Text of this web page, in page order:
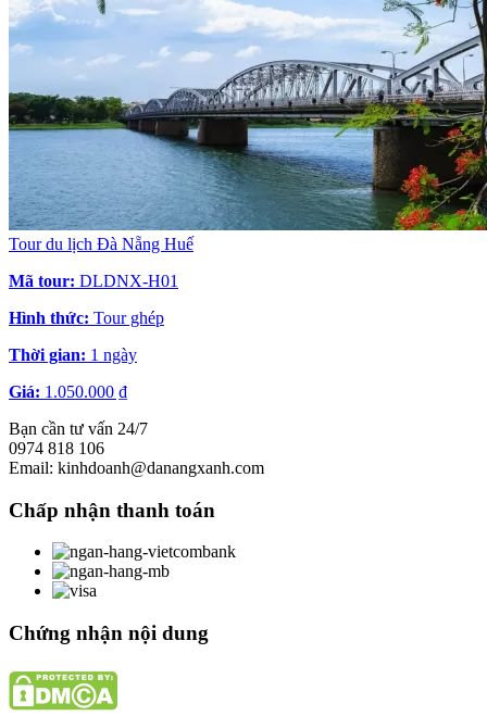
Tour du lịch Đà Nẵng Huế
Mã tour: DLDNX-H01
Hình thức: Tour ghép
Thời gian: 1 ngày
Giá: 1.050.000 ₫
Bạn cần tư vấn 24/7
0974 818 106
Email: kinhdoanh@danangxanh.com
Chấp nhận thanh toán
Chứng nhận nội dung